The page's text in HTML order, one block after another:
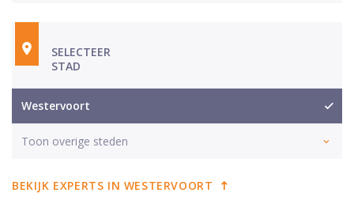
SELECTEER
STAD
Westervoort
Toon overige steden
BEKIJK EXPERTS IN WESTERVOORT